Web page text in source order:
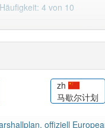
Häufigkeit: 4 von 10
zh
马歇尔计划
offiziell